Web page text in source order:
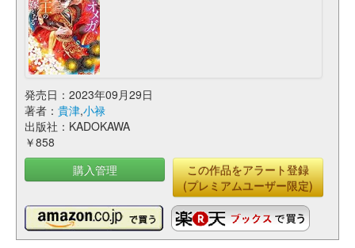
発売日：2023年09月29日
著者： 貴津,小禄
出版社：KADOKAWA
￥858
購入管理
この作品をアラート登録
(プレミアムユーザー限定)